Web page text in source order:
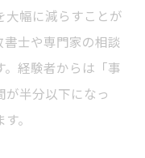
大幅に減らすことが
士や専門家の相談
経験者からは「事
半分以下になっ
。